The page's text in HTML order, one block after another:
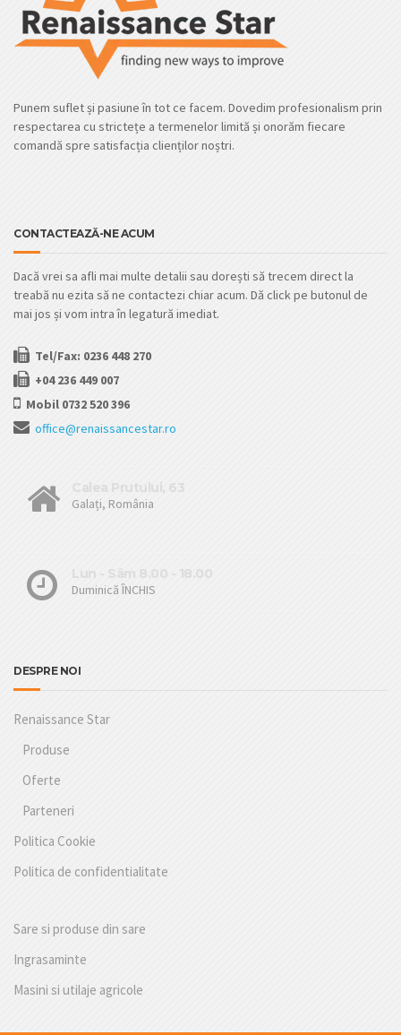
Punem suflet și pasiune în tot ce facem. Dovedim profesionalism prin
respectarea cu strictețe a termenelor limită și onorăm fiecare
comandă spre satisfacția clienților noștri.
CONTACTEAZĂ-NE ACUM
Dacă vrei sa afli mai multe detalii sau dorești să trecem direct la
treabă nu ezita să ne contactezi chiar acum. Dă click pe butonul de
mai jos și vom intra în legatură imediat.
Tel/Fax: 0236 448 270
+04 236 449 007
Mobil 0732 520 396
office@renaissancestar.ro
Galați, România
Duminică ÎNCHIS
DESPRE NOI
Renaissance Star
Produse
Oferte
Parteneri
Politica Cookie
Politica de confidentialitate
Sare si produse din sare
Ingrasaminte
Masini si utilaje agricole